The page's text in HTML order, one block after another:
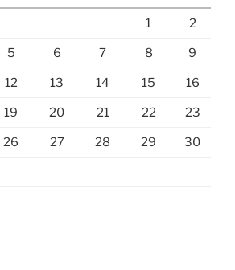
1 2
5 6 7 8 9
12 13 14 15 16
19 20 21 22 23
26 27 28 29 30